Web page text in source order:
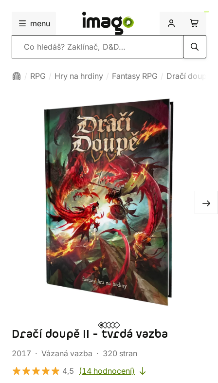
menu
Vyhledávání
RPG Hry na hrdiny Fantasy RPG Dračí doupě
Dračí doupě II - tvrdá vazba
2017 Vázaná vazba
320 stran
4,5
(14 hodnocení)